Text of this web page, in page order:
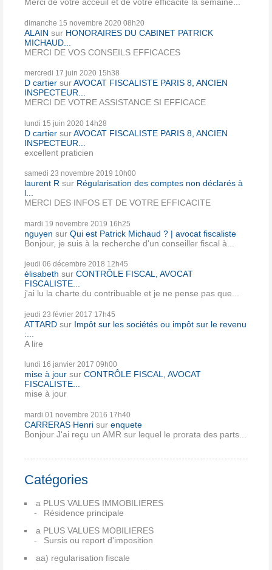
dimanche 15 novembre 2020 08h20
ALAIN sur HONORAIRES DU CABINET PATRICK
MICHAUD...
MERCI DE VOS CONSEILS EFFICACES
mercredi 17 juin 2020 15h38
D cartier surAVOCAT FISCALISTE PARIS 8, ANCIEN
INSPECTEUR...
MERCI DE VOTRE ASSISTANCE SI EFFICACE
lundi 15 juin 2020 14h28
D cartier surAVOCAT FISCALISTE PARIS 8, ANCIEN
INSPECTEUR...
excellent praticien
samedi 23 novembre 2019 10h00
laurent R sur Régularisation des comptes non déclarés à
l...
MERCI DES INFOS ET DE VOTRE EFFICACITE
mardi 19 novembre 2019 16h25
nguyen sur Qui est Patrick Michaud ? | avocat fiscaliste
Bonjour, je suis à la recherche d'un conseiller fiscal à...
jeudi 06 décembre 2018 12h45
élisabeth sur CONTRÔLE FISCAL, AVOCAT
FISCALISTE...
j'ai lu la charte du contribuable et je ne pense pas que...
jeudi 23 février 2017 17h45
ATTARD sur Impôt sur les sociétés ou impôt sur le revenu
:...
A lire
lundi 16 janvier 2017 09h00
mise à jour sur CONTRÔLE FISCAL, AVOCAT
FISCALISTE...
mise à jour
mardi 01 novembre 2016 17h40
CARRERAS Henri sur enquete
Bonjour J'ai reçu un AMR sur lequel le prorata des parts...
Catégories
a PLUS VALUES IMMOBILIERES
Résidence principale
a PLUS VALUES MOBILIERES
Sursis ou report d'imposition
aa) regularisation fiscale